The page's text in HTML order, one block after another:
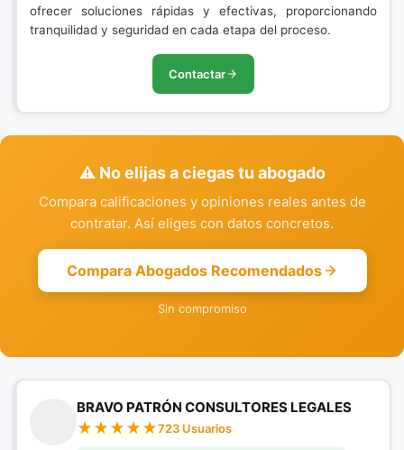
ofrecer soluciones rápidas y efectivas, proporcionando
tranquilidad y seguridad en cada etapa del proceso.
Contactar
⚠️ No elijas a ciegas tu abogado
Compara calificaciones y opiniones reales antes de
contratar. Así eliges con datos concretos.
Compara Abogados Recomendados
Sin compromiso
BRAVO PATRÓN CONSULTORES LEGALES
723 Usuarios